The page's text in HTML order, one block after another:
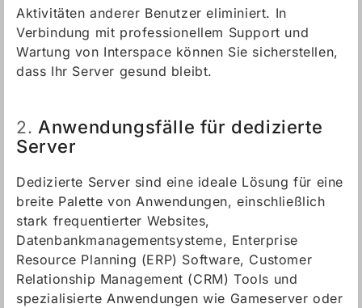
Aktivitäten anderer Benutzer eliminiert. In
Verbindung mit professionellem Support und
Wartung von Interspace können Sie sicherstellen,
dass Ihr Server gesund bleibt.
2. Anwendungsfälle für dedizierte
Server
Dedizierte Server sind eine ideale Lösung für eine
breite Palette von Anwendungen, einschließlich
stark frequentierter Websites,
Datenbankmanagementsysteme, Enterprise
Resource Planning (ERP) Software, Customer
Relationship Management (CRM) Tools und
spezialisierte Anwendungen wie Gameserver oder